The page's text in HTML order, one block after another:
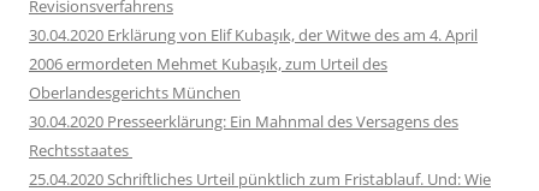
Revisionsverfahrens
30.04.2020 Erklärung von Elif Kubaşık, der Witwe des am 4. April
2006 ermordeten Mehmet Kubaşık, zum Urteil des
Oberlandesgerichts München
30.04.2020 Presseerklärung: Ein Mahnmal des Versagens des
Rechtsstaates
25.04.2020 Schriftliches Urteil pünktlich zum Fristablauf. Und: Wie